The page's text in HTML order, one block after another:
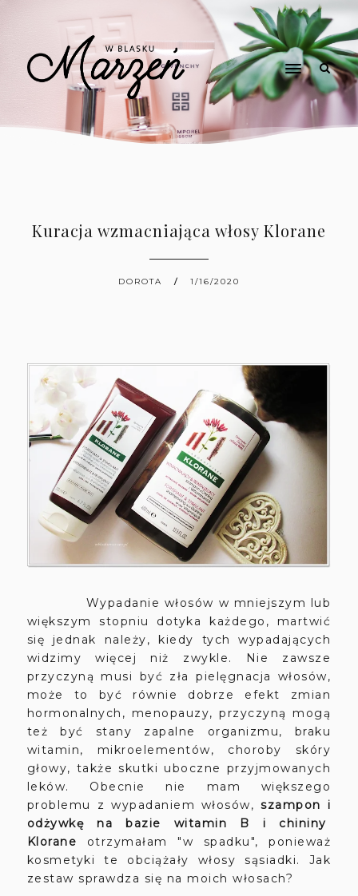
Kuracja wzmacniająca włosy Klorane
DOROTA 1/16/2020
Wypadanie włosów w mniejszym lub
większym stopniu dotyka każdego, martwić
się jednak należy, kiedy tych wypadających
widzimy więcej niż zwykle. Nie zawsze
przyczyną musi być zła pielęgnacja włosów,
może to być równie dobrze efekt zmian
hormonalnych, menopauzy, przyczyną mogą
też być stany zapalne organizmu, braku
witamin, mikroelementów, choroby skóry
głowy, także skutki uboczne przyjmowanych
leków. Obecnie nie mam większego
problemu z wypadaniem włosów,szampon i
odżywkę na bazie witamin B i chininy
Klorane otrzymałam "w spadku", ponieważ
kosmetyki te obciążały włosy sąsiadki. Jak
zestaw sprawdza się na moich włosach?